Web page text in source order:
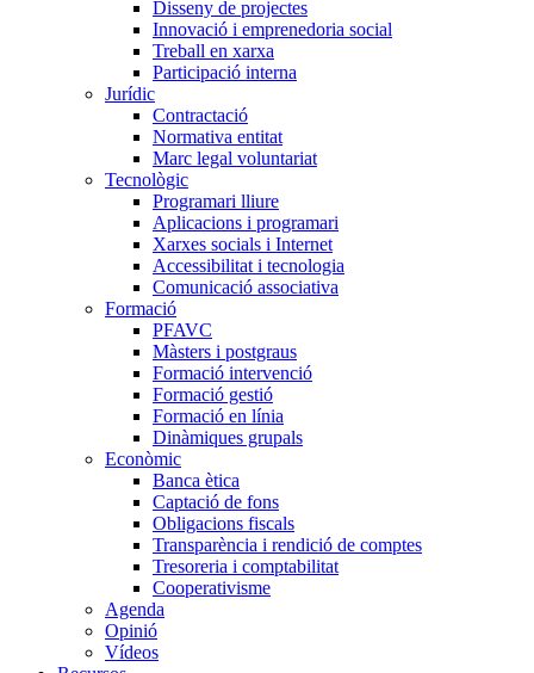
Disseny de projectes
Innovació i emprenedoria social
Treball en xarxa
Participació interna
Jurídic
Contractació
Normativa entitat
Marc legal voluntariat
Tecnològic
Programari lliure
Aplicacions i programari
Xarxes socials i Internet
Accessibilitat i tecnologia
Comunicació associativa
Formació
PFAVC
Màsters i postgraus
Formació intervenció
Formació gestió
Formació en línia
Dinàmiques grupals
Econòmic
Banca ètica
Captació de fons
Obligacions fiscals
Transparència i rendició de comptes
Tresoreria i comptabilitat
Cooperativisme
Agenda
Opinió
Vídeos